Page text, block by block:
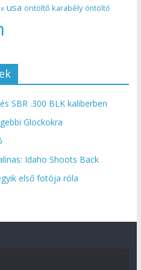
usa öntöltő karabély öntöltő
SBR .300 BLK kaliberben
Glockokra
Idaho Shoots Back
első fotója róla